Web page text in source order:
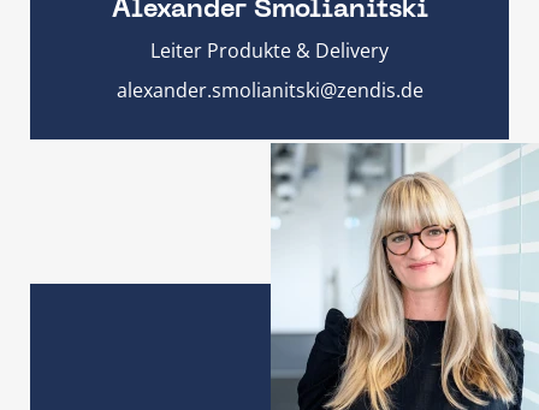
Alexander Smolianitski
Leiter Produkte & Delivery
alexander.smolianitski@zendis.de